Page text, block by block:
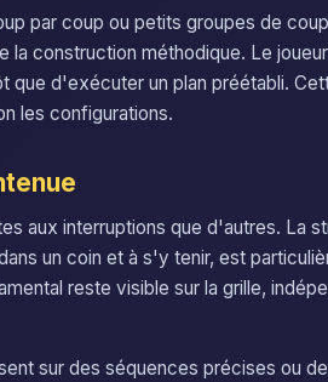
par coup ou petits groupes de
construction méthodique. Le
que d'exécuter un plan préétabli.
les configurations.
aux interruptions que d'autres. La
un coin et à s'y tenir, est
reste visible sur la grille,
sur des séquences précises ou